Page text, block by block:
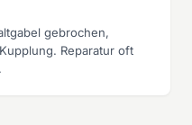
gebrochen,
Reparatur oft